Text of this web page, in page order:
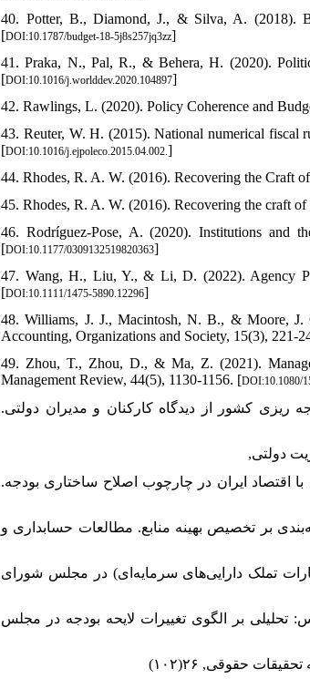
40. Potter, B., Diamond, J., & Silva, A. (2018).
[DOI:10.1787/budget-18-5j8s257jq3zz]
41. Praka, N., Pal, R., & Behera, H. (2020).
[DOI:10.1016/j.worlddev.2020.104897]
42. Rawlings, L. (2020). Policy Coherence and
43. Reuter, W. H. (2015). National numerical fiscal
[DOI:10.1016/j.ejpoleco.2015.04.002. ]
44. Rhodes, R. A. W. (2016). Recovering the Craft
45. Rhodes, R. A. W. (2016). Recovering the craft
46. Rodríguez-Pose, A. (2020). Institutions and
[DOI:10.1177/0309132519820363]
47. Wang, H., Liu, Y., & Li, D. (2022). Agency
[DOI:10.1111/1475-5890.12296]
48. Williams, J. J., Macintosh, N. B., & Moore, J.
Accounting, Organizations and Society, 15(3), 221-
49. Zhou, T., Zhou, D., & Ma, Z. (2021).
Management Review, 44(5), 1130-1156. [DOI:10.1080/
اصلاح نظام بودجه ریزی کشور از دیدگاه کارکنان و مدیران دولتی.
و قواعد مالی متناسب با اقتصاد ایران در چارچوب اصلاح ساختاری بودجه.
. (۱۴۰۱). بررسی تأثیر روش‌های بودجه‌بندی بر تخصیص بهینه منابع. مطالعات حسابداری و
لایحۀ بودجه (اعتبارات تملک دارایی‌های سرمایه‌ای) در مجلس شورای
اقتصاد سیاسی بودجه در مجلس: تحلیلی بر الگوی تغییرات لایحه بودجه در مجلس